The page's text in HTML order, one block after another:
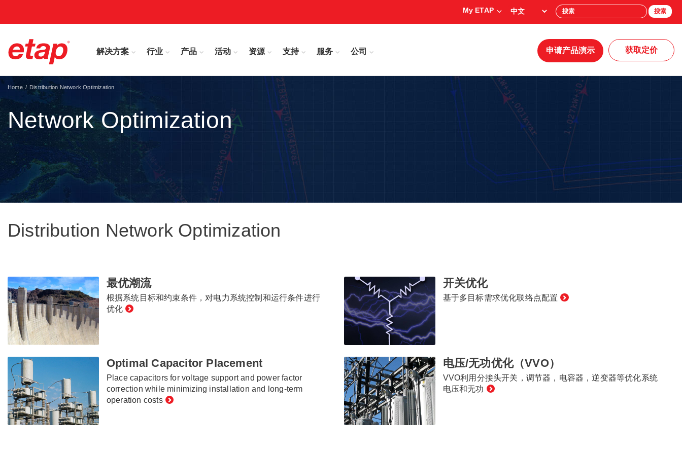
My ETAP 搜索
解决方案 行业 产品 活动 资源 支持 服务 公司 申请产品演示 获取定价
Network Optimization
Home Distribution Network Optimization
Distribution Network Optimization
最优潮流
根据系统目标和约束条件，对电力系统控制和运行条件进行
优化
开关优化
基于多目标需求优化联络点配置
Optimal Capacitor Placement
Place capacitors for voltage support and power factor
correction while minimizing installation and long-term
operation costs
电压/无功优化（VVO）
VVO利用分接头开关，调节器，电容器，逆变器等优化系统
电压和无功